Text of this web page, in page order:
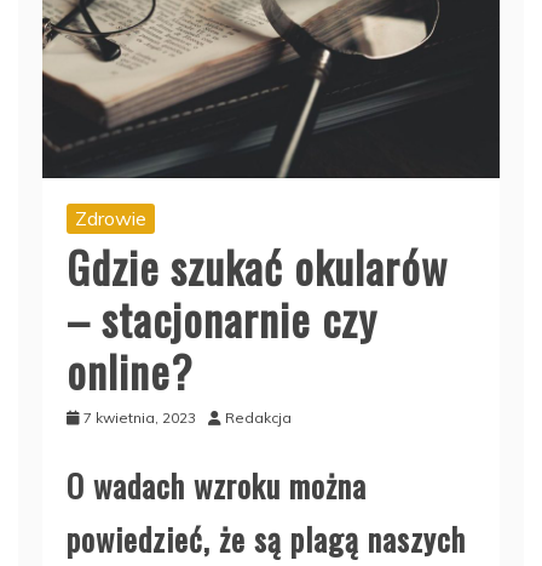
Zdrowie
Gdzie szukać okularów
– stacjonarnie czy
online?
7 kwietnia, 2023 Redakcja
O wadach wzroku można
powiedzieć, że są plagą naszych